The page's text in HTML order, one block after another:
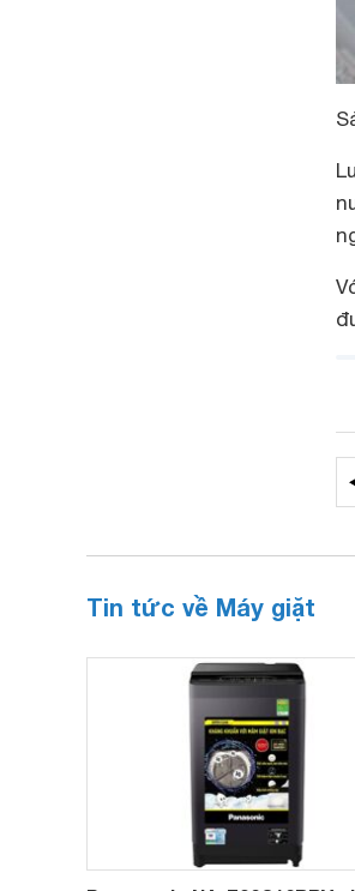
Tin tức về Máy giặt